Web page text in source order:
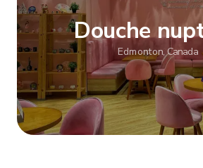
Douche
Edmonton, Canada